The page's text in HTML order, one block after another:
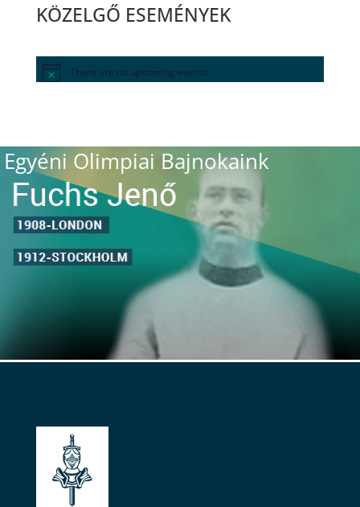
KÖZELGŐ ESEMÉNYEK
There are no upcoming events.
Egyéni Olimpiai Bajnokaink